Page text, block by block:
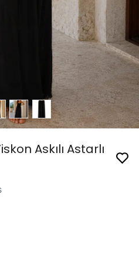
Askılı Astarlı